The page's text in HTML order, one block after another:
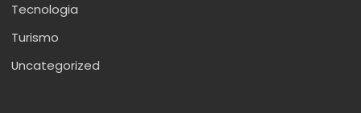
Tecnologia
Turismo
Uncategorized